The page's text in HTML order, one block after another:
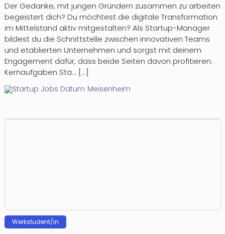
Der Gedanke, mit jungen Gründern zusammen zu arbeiten
begeistert dich? Du möchtest die digitale Transformation
im Mittelstand aktiv mitgestalten? Als Startup-Manager
bildest du die Schnittstelle zwischen innovativen Teams
und etablierten Unternehmen und sorgst mit deinem
Engagement dafür, dass beide Seiten davon profitieren.
Kernaufgaben Sta... [...]
Meisenheim
Werkstudent/in